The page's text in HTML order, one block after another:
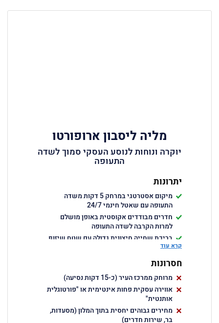
מליה ליסבון ארופורטו
יוקרה ונוחות לנוסע העסקי סמוך לשדה
התעופה
יתרונות
מיקום אסטרטגי במרחק 5 דקות משדה
התעופה עם שאטל חינמי 24/7
חדרים מבודדים אקוסטית באופן מושלם
למרות הקרבה לשדה התעופה
בריכת שחייה חיצונית גדולה עם שטח שיזוף
מרווח
מרכז ספא יוקרתי הכולל סאונה, חדר אדים,
ג'קוזי וטיפולים מפנקים
מרכז עסקים מתקדם עם חדרי ישיבות
טכנולוגיים וסיוע מקצועי
קרא עוד
חסרונות
מרוחק ממרכז העיר (כ-15 דקות נסיעה)
אווירה עסקית פחות אינטימית או "פורטוגלית
אותנטית"
מחירים גבוהים יחסית בתוך המלון (מסעדות,
בר, שירות חדרים)